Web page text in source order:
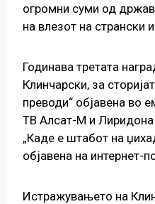
огромни суми од
на влезот на странски
Годинава третата
Клинчарски, за
преводи“ објавена во
ТВ Алсат-М и Лиридона
„Каде е штабот на
објавена на интернет-
Истражувањето на